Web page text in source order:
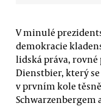
V minulé
demokracie
lidská práva,
Dienstbier, který
v prvním kole
Schwarzenbergem